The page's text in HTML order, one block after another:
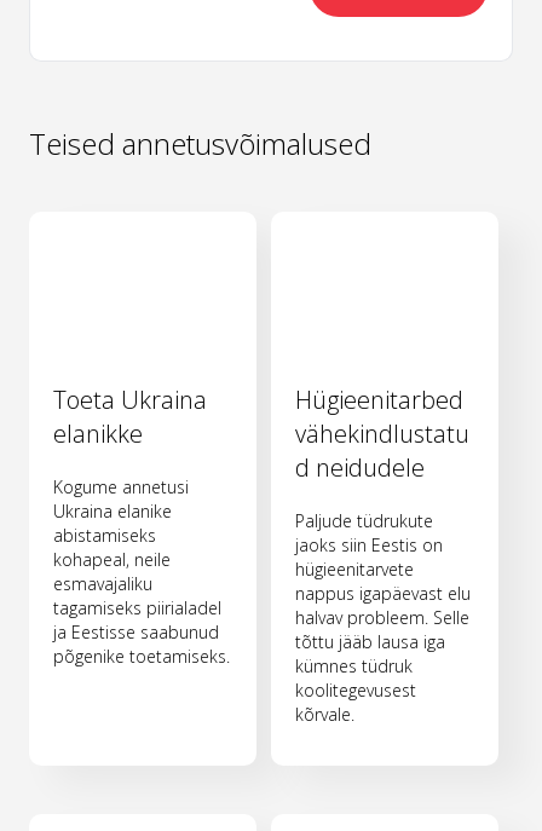
Teised annetusvõimalused
Toeta Ukraina
elanikke
Kogume annetusi
Ukraina elanike
abistamiseks
kohapeal, neile
esmavajaliku
tagamiseks piirialadel
ja Eestisse saabunud
põgenike toetamiseks.
Hügieenitarbed
vähekindlustatu
d neidudele
Paljude tüdrukute
jaoks siin Eestis on
hügieenitarvete
nappus igapäevast elu
halvav probleem. Selle
tõttu jääb lausa iga
kümnes tüdruk
koolitegevusest
kõrvale.